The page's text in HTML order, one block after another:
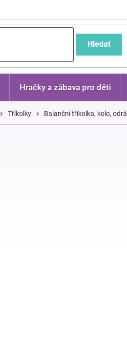
Hledat
Hračky a zábava pro děti
Tříkolky Balanční tříkolka, kolo,